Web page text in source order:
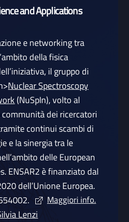
and Applications
e networking tra
della fisica
il gruppo di
Nuclear Spectroscopy
(NuSpIn), volto al
dei ricercatori
continui scambi di
e la sinergia tra le
delle European
ENSAR2 è finanziato dal
dell’Unione Europea.
654002.
Maggiori info.
Lenzi